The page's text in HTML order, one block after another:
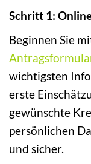
Schritt 1:
Beginnen Sie
wichtigsten
erste
gewünschte
persönlichen
und sicher.